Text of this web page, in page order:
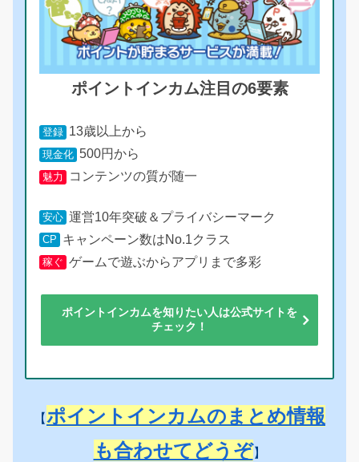
ポイントインカム注目の6要素
登録 13歳以上から
現金化 500円から
魅力 コンテンツの質が随一
安心 運営10年突破＆プライバシーマーク
CP キャンペーン数はNo.1クラス
稼ぐ ゲームで遊ぶからアプリまで多彩
ポイントインカムを知りたい人は公式サイトを
チェック！
【ポイントインカムのまとめ情報
も合わせてどうぞ 】